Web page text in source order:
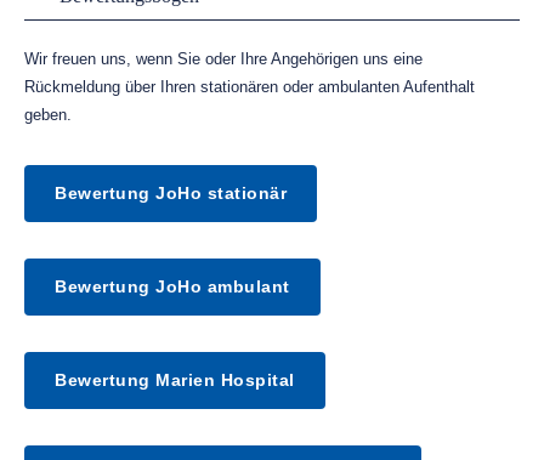
Wir freuen uns, wenn Sie oder Ihre Angehörigen uns eine
Rückmeldung über Ihren stationären oder ambulanten Aufenthalt
geben.
Bewertung JoHo stationär
Bewertung JoHo ambulant
Bewertung Marien Hospital